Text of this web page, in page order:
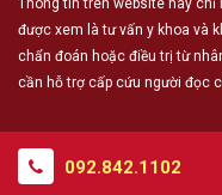
được xem là tư vấn y khoa và
chẩn đoán hoặc điều trị từ
cần hỗ trợ cấp cứu người đọc
© 2019 - Bản
092.842.1102